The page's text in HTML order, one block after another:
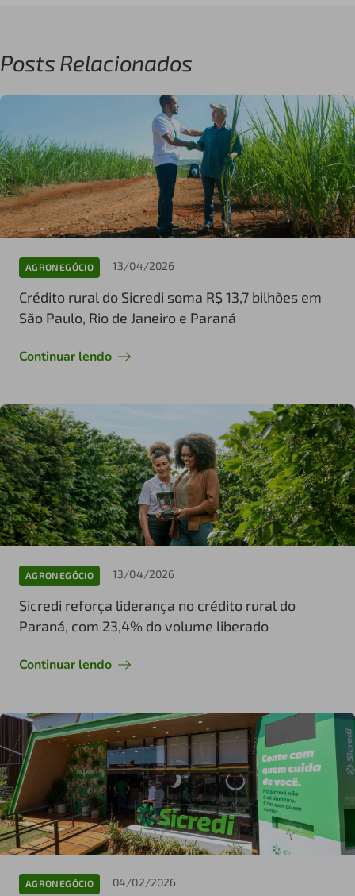
Posts Relacionados
AGRONEGÓCIO 13/04/2026
Crédito rural do Sicredi soma R$ 13,7 bilhões em
São Paulo, Rio de Janeiro e Paraná
Continuar lendo
AGRONEGÓCIO 13/04/2026
Sicredi reforça liderança no crédito rural do
Paraná, com 23,4% do volume liberado
Continuar lendo
AGRONEGÓCIO 04/02/2026